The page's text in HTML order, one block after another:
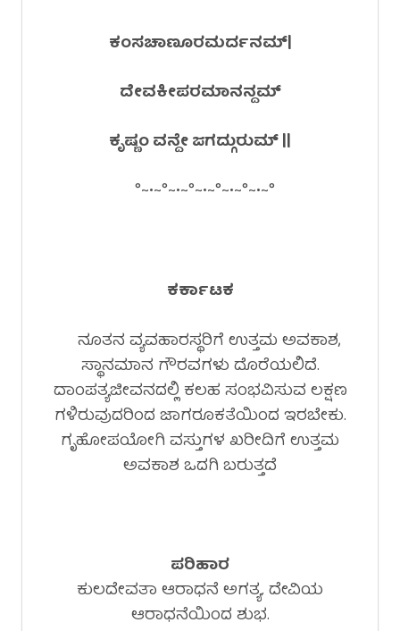
ಕಂಸಚಾಣೂರಮರ್ದನಮ್|
ದೇವಕೀಪರಮಾನನ್ದಮ್
ಕೃಷ್ಣಂ ವನ್ದೇ ಜಗದ್ಗುರುಮ್ ||
°~•~°~•~°~•~°~•~°~•~°
ಕರ್ಕಾಟಕ
ನೂತನ ವ್ಯವಹಾರಸ್ಥರಿಗೆ ಉತ್ತಮ ಅವಕಾಶ,
ಸ್ಥಾನಮಾನ ಗೌರವಗಳು ದೊರೆಯಲಿದೆ.
ದಾಂಪತ್ಯಜೀವನದಲ್ಲಿ ಕಲಹ ಸಂಭವಿಸುವ ಲಕ್ಷಣ
ಗಳಿರುವುದರಿಂದ ಜಾಗರೂಕತೆಯಿಂದ ಇರಬೇಕು.
ಗೃಹೋಪಯೋಗಿ ವಸ್ತುಗಳ ಖರೀದಿಗೆ ಉತ್ತಮ
ಅವಕಾಶ ಒದಗಿ ಬರುತ್ತದೆ
ಪರಿಹಾರ
ಕುಲದೇವತಾ ಆರಾಧನೆ ಅಗತ್ಯ. ದೇವಿಯ
ಆರಾಧನೆಯಿಂದ ಶುಭ.